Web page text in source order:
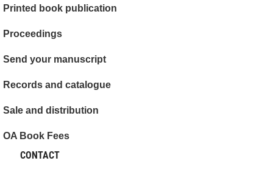
Printed book publication
Proceedings
Send your manuscript
Records and catalogue
Sale and distribution
OA Book Fees
CONTACT